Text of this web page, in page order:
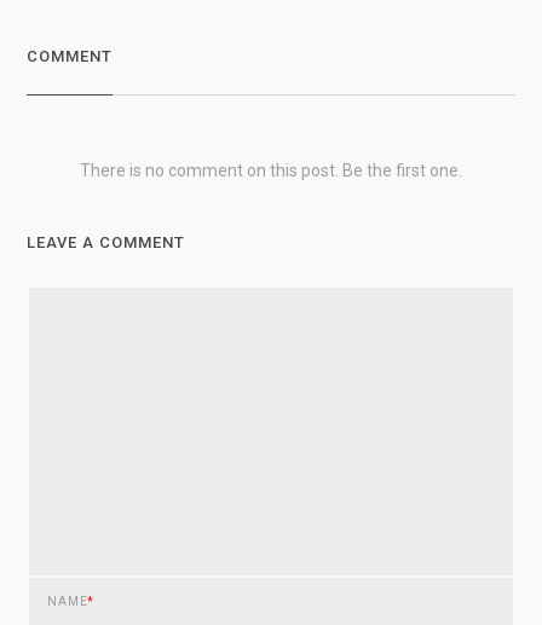
COMMENT
There is no comment on this post. Be the first one.
LEAVE A COMMENT
NAME*